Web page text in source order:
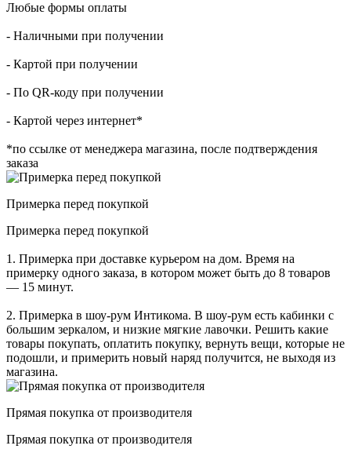
Любые формы оплаты
- Наличными при получении
- Картой при получении
- По QR-коду при получении
- Картой через интернет*
*по ссылке от менеджера магазина, после подтверждения
заказа
Примерка перед покупкой
Примерка перед покупкой
1. Примерка при доставке курьером на дом. Время на
примерку одного заказа, в котором может быть до 8 товаров
— 15 минут.
2. Примерка в шоу-рум Интикома. В шоу-рум есть кабинки с
большим зеркалом, и низкие мягкие лавочки. Решить какие
товары покупать, оплатить покупку, вернуть вещи, которые не
подошли, и примерить новый наряд получится, не выходя из
магазина.
Прямая покупка от производителя
Прямая покупка от производителя